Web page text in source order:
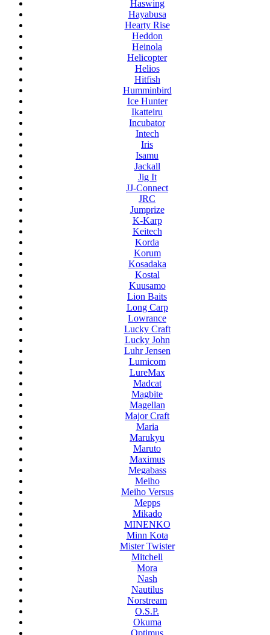
Haswing
Hayabusa
Hearty Rise
Heddon
Heinola
Helicopter
Helios
Hitfish
Humminbird
Ice Hunter
Ikatteiru
Incubator
Intech
Iris
Isamu
Jackall
Jig It
JJ-Connect
JRC
Jumprize
K-Karp
Keitech
Korda
Korum
Kosadaka
Kostal
Kuusamo
Lion Baits
Long Carp
Lowrance
Lucky Craft
Lucky John
Luhr Jensen
Lumicom
LureMax
Madcat
Magbite
Magellan
Major Craft
Maria
Marukyu
Maruto
Maximus
Megabass
Meiho
Meiho Versus
Mepps
Mikado
MINENKO
Minn Kota
Mister Twister
Mitchell
Mora
Nash
Nautilus
Norstream
O.S.P.
Okuma